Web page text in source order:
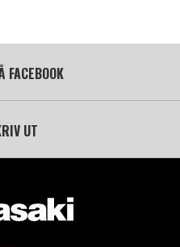
FACEBOOK
UT
AV